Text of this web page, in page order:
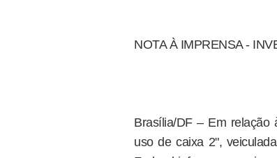
NOTA À IMPRENSA -
Brasília/DF – Em relação
uso de caixa 2",